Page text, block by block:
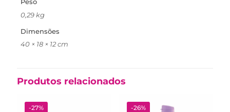
0,29 kg
Dimensões
40 × 18 × 12 cm
Produtos relacionados
-27% -26%